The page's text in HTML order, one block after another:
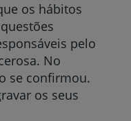
os hábitos
pelo
No
se confirmou.
os seus